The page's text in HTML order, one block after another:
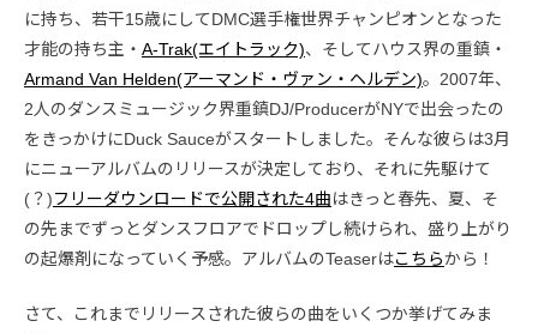
に持ち、若干15歳にしてDMC選手権世界チャンピオンとなった
才能の持ち主・ A-Trak(エイトラック)、そしてハウス界の重鎮・
Armand Van Helden(アーマンド・ヴァン・ヘルデン)。2007年、
2人のダンスミュージック界重鎮DJ/ProducerがNYで出会ったの
をきっかけにDuck Sauceがスタートしました。そんな彼らは3月
にニューアルバムのリリースが決定しており、それに先駆けて
(？)フリーダウンロードで公開された4曲はきっと春先、夏、そ
の先までずっとダンスフロアでドロップし続けられ、盛り上がり
の起爆剤になっていく予感。アルバムのTeaserはこちらから！
さて、これまでリリースされた彼らの曲をいくつか挙げてみま